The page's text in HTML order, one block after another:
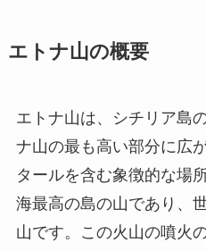
エトナ山の概要
エトナ山は、シチリア島
ナ山の最も高い部分に広
タールを含む象徴的な場
海最高の島の山であり、
山です。この火山の噴火